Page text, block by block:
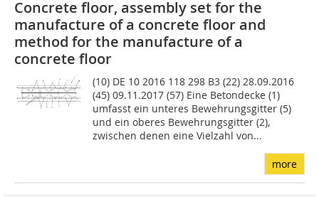
Concrete floor, assembly set for the
manufacture of a concrete floor and
method for the manufacture of a
concrete floor
(10) DE 10 2016 118 298 B3 (22) 28.09.2016
(45) 09.11.2017 (57) Eine Betondecke (1)
umfasst ein unteres Bewehrungsgitter (5)
und ein oberes Bewehrungs­gitter (2),
zwischen denen eine Vielzahl von...
more